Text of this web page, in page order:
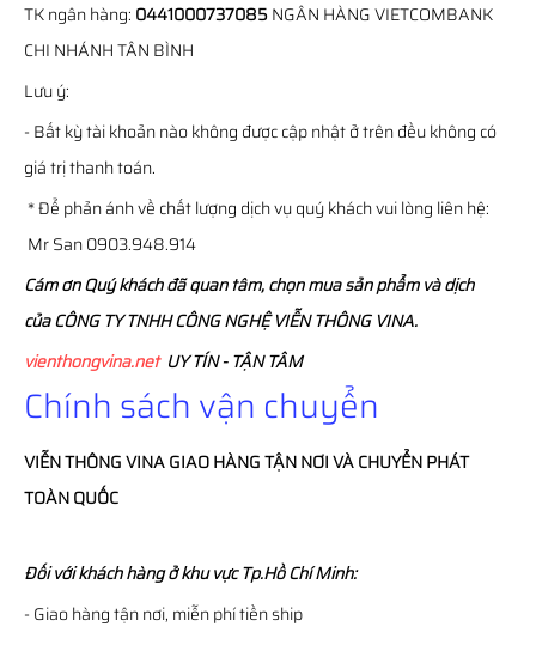
TK ngân hàng: 0441000737085NGÂN HÀNG VIETCOMBANK
CHI NHÁNH TÂN BÌNH
Lưu ý:
- Bất kỳ tài khoản nào không được cập nhật ở trên đều không có
giá trị thanh toán.
* Để phản ánh về chất lượng dịch vụ quý khách vui lòng liên hệ:
Mr San 0903.948.914
Cám ơn Quý khách đã quan tâm, chọn mua sản phẩm và dịch
của CÔNG TY TNHH CÔNG NGHỆ VIỄN THÔNG VINA.
vienthongvina.netUY TÍN - TẬN TÂM
Chính sách vận chuyển
VIỄN THÔNGVINAGIAO HÀNG TẬN NƠI VÀ CHUYỂN PHÁT
TOÀN QUỐC
Đối với khách hàng ở khu vực Tp.Hồ Chí Minh:
- Giao hàng tận nơi, miễn phí tiền ship